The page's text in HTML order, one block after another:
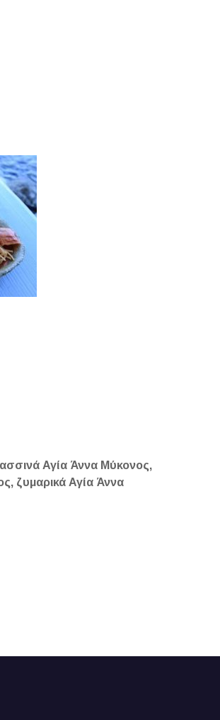
Αγία Άννα Μύκονος,
ζυμαρικά Αγία Άννα